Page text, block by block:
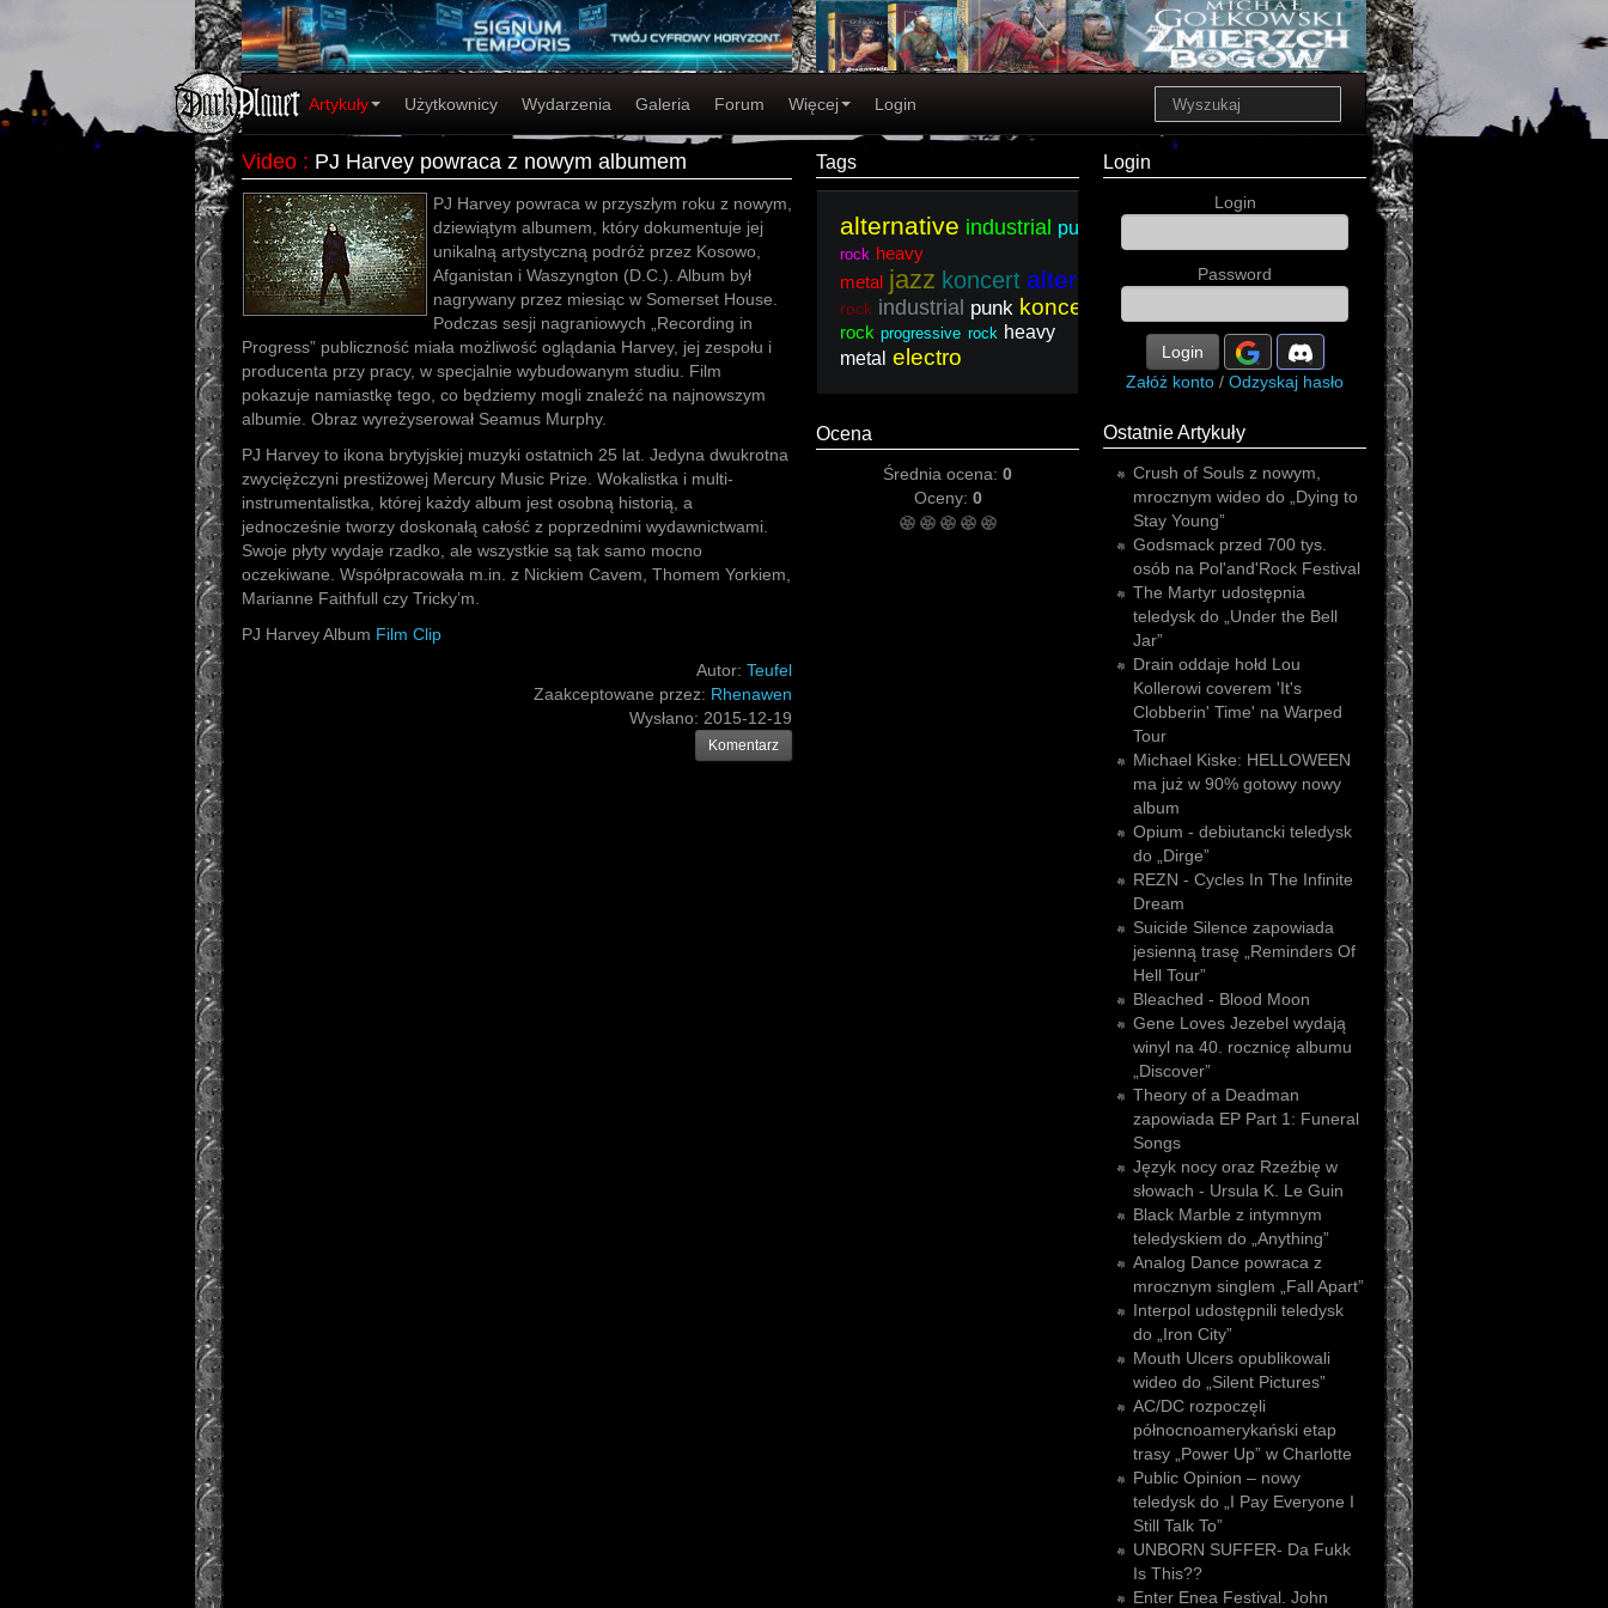
Artykuły Użytkownicy Wydarzenia Galeria Forum Więcej Login
Video : PJ Harvey powraca z nowym albumem
PJ Harvey powraca w przyszłym roku z nowym,
dziewiątym albumem, który dokumentuje jej
unikalną artystyczną podróż przez Kosowo,
Afganistan i Waszyngton (D.C.). Album był
nagrywany przez miesiąc w Somerset House.
Podczas sesji nagraniowych „Recording in
Progress” publiczność miała możliwość oglądania Harvey, jej zespołu i
producenta przy pracy, w specjalnie wybudowanym studiu. Film
pokazuje namiastkę tego, co będziemy mogli znaleźć na najnowszym
albumie. Obraz wyreżyserował Seamus Murphy.
PJ Harvey to ikona brytyjskiej muzyki ostatnich 25 lat. Jedyna dwukrotna
zwyciężczyni prestiżowej Mercury Music Prize. Wokalistka i multi-
instrumentalistka, której każdy album jest osobną historią, a
jednocześnie tworzy doskonałą całość z poprzednimi wydawnictwami.
Swoje płyty wydaje rzadko, ale wszystkie są tak samo mocno
oczekiwane. Współpracowała m.in. z Nickiem Cavem, Thomem Yorkiem,
Marianne Faithfull czy Tricky’m.
PJ Harvey Album Film Clip
Autor: Teufel
Zaakceptowane przez: Rhenawen
Wysłano: 2015-12-19
Komentarz
Tags
alternative industrial punk jazz
rock heavy
metal jazz koncert alternative metal metal metal alternative
rock industrial punk koncert
rock progressive rock heavy
metal electro
Ocena
Średnia ocena: 0
Oceny: 0
Login
Login
Password
Login
Załóż konto / Odzyskaj hasło
Ostatnie Artykuły
Crush of Souls z nowym,
mrocznym wideo do „Dying to
Stay Young”
Godsmack przed 700 tys.
osób na Pol'and'Rock Festival
The Martyr udostępnia
teledysk do „Under the Bell
Jar”
Drain oddaje hołd Lou
Kollerowi coverem 'It's
Clobberin' Time' na Warped
Tour
Michael Kiske: HELLOWEEN
ma już w 90% gotowy nowy
album
Opium - debiutancki teledysk
do „Dirge”
REZN - Cycles In The Infinite
Dream
Suicide Silence zapowiada
jesienną trasę „Reminders Of
Hell Tour”
Bleached - Blood Moon
Gene Loves Jezebel wydają
winyl na 40. rocznicę albumu
„Discover”
Theory of a Deadman
zapowiada EP Part 1: Funeral
Songs
Język nocy oraz Rzeźbię w
słowach - Ursula K. Le Guin
Black Marble z intymnym
teledyskiem do „Anything”
Analog Dance powraca z
mrocznym singlem „Fall Apart”
Interpol udostępnili teledysk
do „Iron City”
Mouth Ulcers opublikowali
wideo do „Silent Pictures”
AC/DC rozpoczęli
północnoamerykański etap
trasy „Power Up” w Charlotte
Public Opinion – nowy
teledysk do „I Pay Everyone I
Still Talk To”
UNBORN SUFFER- Da Fukk
Is This??
Enter Enea Festival. John